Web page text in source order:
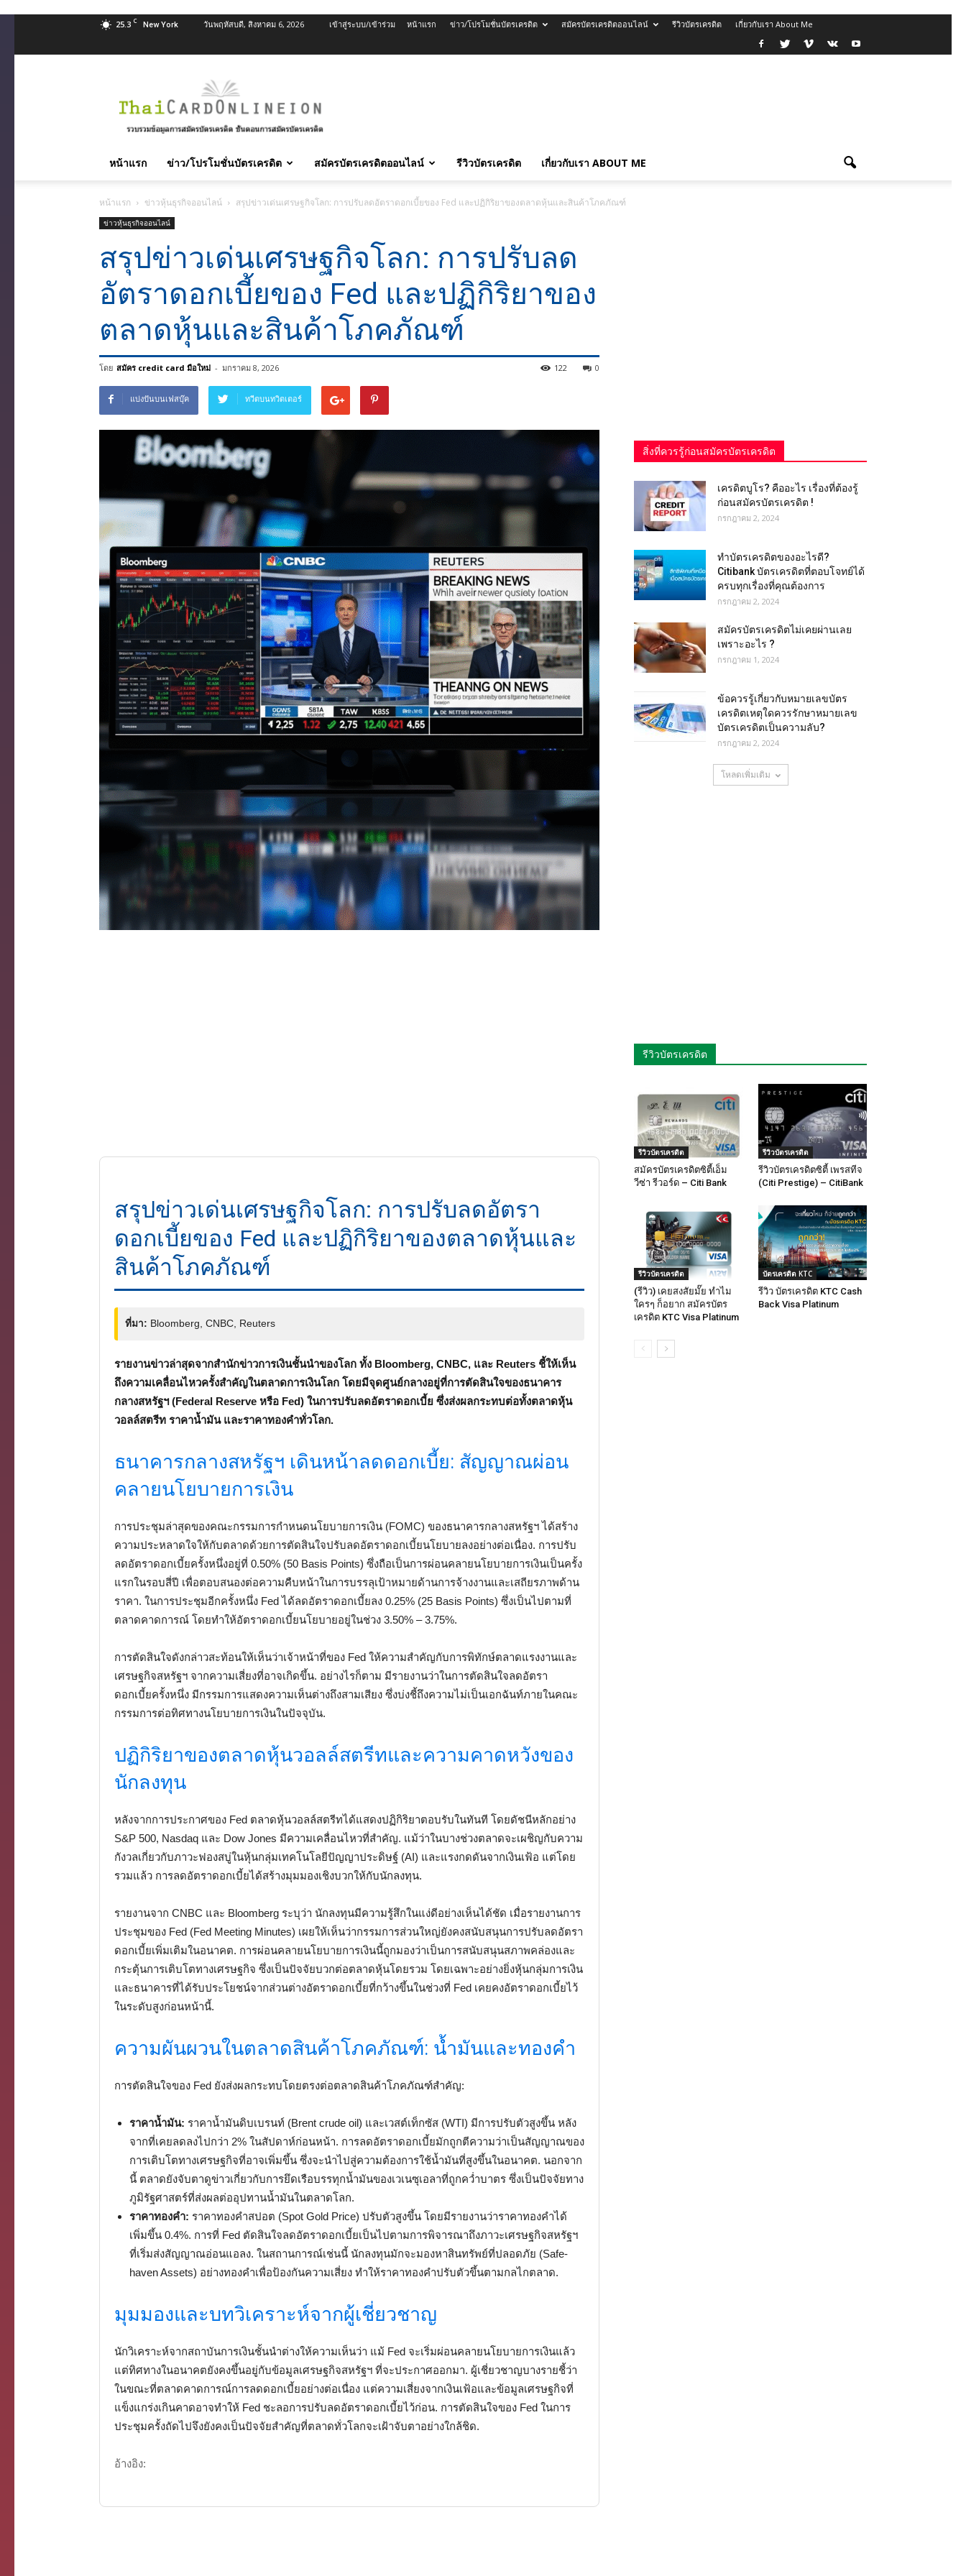
25.3 C New York วันพฤหัสบดี, สิงหาคม 6, 2026 เข้าสู่ระบบ/เข้าร่วม หน้าแรก ข่าว/โปรโมชั่นบัตรเครดิต สมัครบัตรเครดิตออนไลน์ รีวิวบัตรเครดิต เกี่ยวกับเรา About Me
เครดิต
บัตร
เงินสด
เชื่อ
บุคคล
ธนาคาร
อนุมัติ
เร็ว
บริการ
หน้าแรก ข่าว/โปรโมชั่นบัตรเครดิต สมัครบัตรเครดิตออนไลน์ รีวิวบัตรเครดิต เกี่ยวกับเรา ABOUT ME
หน้าแรก ข่าวหุ้นธุรกิจออนไลน์ สรุปข่าวเด่นเศรษฐกิจโลก: การปรับลดอัตราดอกเบี้ยของ Fed และปฏิกิริยาของตลาดหุ้นและสินค้าโภคภัณฑ์
ข่าวหุ้นธุรกิจออนไลน์
สรุปข่าวเด่นเศรษฐกิจโลก: การปรับลด
อัตราดอกเบี้ยของ Fed และปฏิกิริยาของ
ตลาดหุ้นและสินค้าโภคภัณฑ์
โดย สมัคร credit card มือใหม่ - มกราคม 8, 2026 0
122
แบ่งปันบนเฟสบุ๊ค ทวีตบนทวิตเตอร์
สรุปข่าวเด่นเศรษฐกิจโลก: การปรับลดอัตรา
ดอกเบี้ยของ Fed และปฏิกิริยาของตลาดหุ้นและ
สินค้าโภคภัณฑ์
ที่มา: Bloomberg, CNBC, Reuters
รายงานข่าวล่าสุดจากสำนักข่าวการเงินชั้นนำของโลก ทั้ง Bloomberg, CNBC, และ Reuters ชี้ให้เห็น
ถึงความเคลื่อนไหวครั้งสำคัญในตลาดการเงินโลก โดยมีจุดศูนย์กลางอยู่ที่การตัดสินใจของธนาคาร
กลางสหรัฐฯ (Federal Reserve หรือ Fed) ในการปรับลดอัตราดอกเบี้ย ซึ่งส่งผลกระทบต่อทั้งตลาดหุ้น
วอลล์สตรีท ราคาน้ำมัน และราคาทองคำทั่วโลก.
ธนาคารกลางสหรัฐฯ เดินหน้าลดดอกเบี้ย: สัญญาณผ่อน
คลายนโยบายการเงิน
การประชุมล่าสุดของคณะกรรมการกำหนดนโยบายการเงิน (FOMC) ของธนาคารกลางสหรัฐฯ ได้สร้าง
ความประหลาดใจให้กับตลาดด้วยการตัดสินใจปรับลดอัตราดอกเบี้ยนโยบายลงอย่างต่อเนื่อง. การปรับ
ลดอัตราดอกเบี้ยครั้งหนึ่งอยู่ที่ 0.50% (50 Basis Points) ซึ่งถือเป็นการผ่อนคลายนโยบายการเงินเป็นครั้ง
แรกในรอบสี่ปี เพื่อตอบสนองต่อความคืบหน้าในการบรรลุเป้าหมายด้านการจ้างงานและเสถียรภาพด้าน
ราคา. ในการประชุมอีกครั้งหนึ่ง Fed ได้ลดอัตราดอกเบี้ยลง 0.25% (25 Basis Points) ซึ่งเป็นไปตามที่
ตลาดคาดการณ์ โดยทำให้อัตราดอกเบี้ยนโยบายอยู่ในช่วง 3.50% – 3.75%.
การตัดสินใจดังกล่าวสะท้อนให้เห็นว่าเจ้าหน้าที่ของ Fed ให้ความสำคัญกับการพิทักษ์ตลาดแรงงานและ
เศรษฐกิจสหรัฐฯ จากความเสี่ยงที่อาจเกิดขึ้น. อย่างไรก็ตาม มีรายงานว่าในการตัดสินใจลดอัตรา
ดอกเบี้ยครั้งหนึ่ง มีกรรมการแสดงความเห็นต่างถึงสามเสียง ซึ่งบ่งชี้ถึงความไม่เป็นเอกฉันท์ภายในคณะ
กรรมการต่อทิศทางนโยบายการเงินในปัจจุบัน.
ปฏิกิริยาของตลาดหุ้นวอลล์สตรีทและความคาดหวังของ
นักลงทุน
หลังจากการประกาศของ Fed ตลาดหุ้นวอลล์สตรีทได้แสดงปฏิกิริยาตอบรับในทันที โดยดัชนีหลักอย่าง
S&P 500, Nasdaq และ Dow Jones มีความเคลื่อนไหวที่สำคัญ. แม้ว่าในบางช่วงตลาดจะเผชิญกับความ
กังวลเกี่ยวกับภาวะฟองสบู่ในหุ้นกลุ่มเทคโนโลยีปัญญาประดิษฐ์ (AI) และแรงกดดันจากเงินเฟ้อ แต่โดย
รวมแล้ว การลดอัตราดอกเบี้ยได้สร้างมุมมองเชิงบวกให้กับนักลงทุน.
รายงานจาก CNBC และ Bloomberg ระบุว่า นักลงทุนมีความรู้สึกในแง่ดีอย่างเห็นได้ชัด เมื่อรายงานการ
ประชุมของ Fed (Fed Meeting Minutes) เผยให้เห็นว่ากรรมการส่วนใหญ่ยังคงสนับสนุนการปรับลดอัตรา
ดอกเบี้ยเพิ่มเติมในอนาคต. การผ่อนคลายนโยบายการเงินนี้ถูกมองว่าเป็นการสนับสนุนสภาพคล่องและ
กระตุ้นการเติบโตทางเศรษฐกิจ ซึ่งเป็นปัจจัยบวกต่อตลาดหุ้นโดยรวม โดยเฉพาะอย่างยิ่งหุ้นกลุ่มการเงิน
และธนาคารที่ได้รับประโยชน์จากส่วนต่างอัตราดอกเบี้ยที่กว้างขึ้นในช่วงที่ Fed เคยคงอัตราดอกเบี้ยไว้
ในระดับสูงก่อนหน้านี้.
ความผันผวนในตลาดสินค้าโภคภัณฑ์: น้ำมันและทองคำ
การตัดสินใจของ Fed ยังส่งผลกระทบโดยตรงต่อตลาดสินค้าโภคภัณฑ์สำคัญ:
ราคาน้ำมัน: ราคาน้ำมันดิบเบรนท์ (Brent crude oil) และเวสต์เท็กซัส (WTI) มีการปรับตัวสูงขึ้น หลัง
จากที่เคยลดลงไปกว่า 2% ในสัปดาห์ก่อนหน้า. การลดอัตราดอกเบี้ยมักถูกตีความว่าเป็นสัญญาณของ
การเติบโตทางเศรษฐกิจที่อาจเพิ่มขึ้น ซึ่งจะนำไปสู่ความต้องการใช้น้ำมันที่สูงขึ้นในอนาคต. นอกจาก
นี้ ตลาดยังจับตาดูข่าวเกี่ยวกับการยึดเรือบรรทุกน้ำมันของเวเนซุเอลาที่ถูกคว่ำบาตร ซึ่งเป็นปัจจัยทาง
ภูมิรัฐศาสตร์ที่ส่งผลต่ออุปทานน้ำมันในตลาดโลก.
ราคาทองคำ: ราคาทองคำสปอต (Spot Gold Price) ปรับตัวสูงขึ้น โดยมีรายงานว่าราคาทองคำได้
เพิ่มขึ้น 0.4%. การที่ Fed ตัดสินใจลดอัตราดอกเบี้ยเป็นไปตามการพิจารณาถึงภาวะเศรษฐกิจสหรัฐฯ
ที่เริ่มส่งสัญญาณอ่อนแอลง. ในสถานการณ์เช่นนี้ นักลงทุนมักจะมองหาสินทรัพย์ที่ปลอดภัย (Safe-
haven Assets) อย่างทองคำเพื่อป้องกันความเสี่ยง ทำให้ราคาทองคำปรับตัวขึ้นตามกลไกตลาด.
มุมมองและบทวิเคราะห์จากผู้เชี่ยวชาญ
นักวิเคราะห์จากสถาบันการเงินชั้นนำต่างให้ความเห็นว่า แม้ Fed จะเริ่มผ่อนคลายนโยบายการเงินแล้ว
แต่ทิศทางในอนาคตยังคงขึ้นอยู่กับข้อมูลเศรษฐกิจสหรัฐฯ ที่จะประกาศออกมา. ผู้เชี่ยวชาญบางรายชี้ว่า
ในขณะที่ตลาดคาดการณ์การลดดอกเบี้ยอย่างต่อเนื่อง แต่ความเสี่ยงจากเงินเฟ้อและข้อมูลเศรษฐกิจที่
แข็งแกร่งเกินคาดอาจทำให้ Fed ชะลอการปรับลดอัตราดอกเบี้ยไว้ก่อน. การตัดสินใจของ Fed ในการ
ประชุมครั้งถัดไปจึงยังคงเป็นปัจจัยสำคัญที่ตลาดทั่วโลกจะเฝ้าจับตาอย่างใกล้ชิด.
อ้างอิง:
สิ่งที่ควรรู้ก่อนสมัครบัตรเครดิต
เครดิตบูโร? คืออะไร เรื่องที่ต้องรู้
ก่อนสมัครบัตรเครดิต !
กรกฎาคม 2, 2024
ทำบัตรเครดิตของอะไรดี?
Citibank บัตรเครดิตที่ตอบโจทย์ได้
ครบทุกเรื่องที่คุณต้องการ
กรกฎาคม 2, 2024
สมัครบัตรเครดิตไม่เคยผ่านเลย
เพราะอะไร ?
กรกฎาคม 1, 2024
ข้อควรรู้เกี่ยวกับหมายเลขบัตร
เครดิตเหตุใดควรรักษาหมายเลข
บัตรเครดิตเป็นความลับ?
กรกฎาคม 2, 2024
โหลดเพิ่มเติม
รีวิวบัตรเครดิต
รีวิวบัตรเครดิต
สมัครบัตรเครดิตซิตี้เอ็ม
วีซ่า รีวอร์ด – Citi Bank
รีวิวบัตรเครดิต
รีวิวบัตรเครดิตซิตี้ เพรสทีจ
(Citi Prestige) – CitiBank
รีวิวบัตรเครดิต
(รีวิว) เคยสงสัยมั๊ย ทำไม
ใครๆ ก็อยาก สมัครบัตร
เครดิต KTC Visa Platinum
บัตรเครดิต KTC
รีวิว บัตรเครดิต KTC Cash
Back Visa Platinum